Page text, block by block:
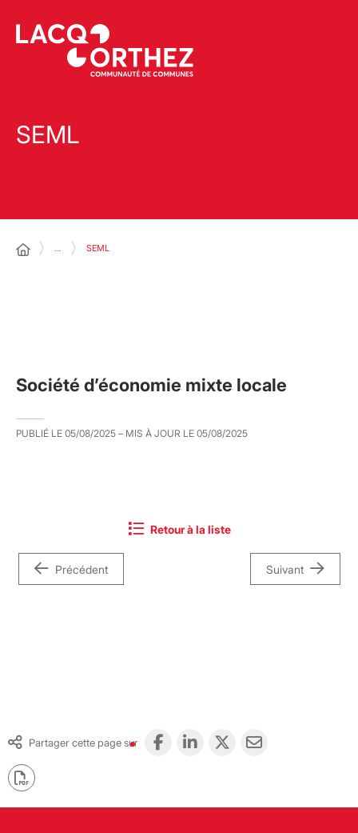
SEML
… SEML
Société d’économie mixte locale
PUBLIÉ LE 05/08/2025 – MIS À JOUR LE 05/08/2025
Précédent
Retour à la liste
Suivant
Partager cette page sur